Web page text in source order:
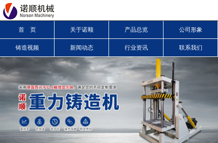
首 页 关于诺顺 产品总览 公司形象
铸造视频 新闻动态 行业资讯 联系我们
信息搜索
搜索